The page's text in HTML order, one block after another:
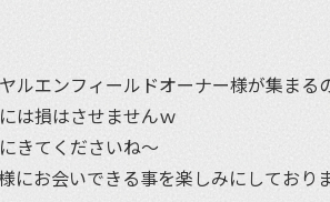
ルエンフィールドオーナー様が集ま
は損はさせませんｗ
きてくださいね〜
にお会いできる事を楽しみにしておりま